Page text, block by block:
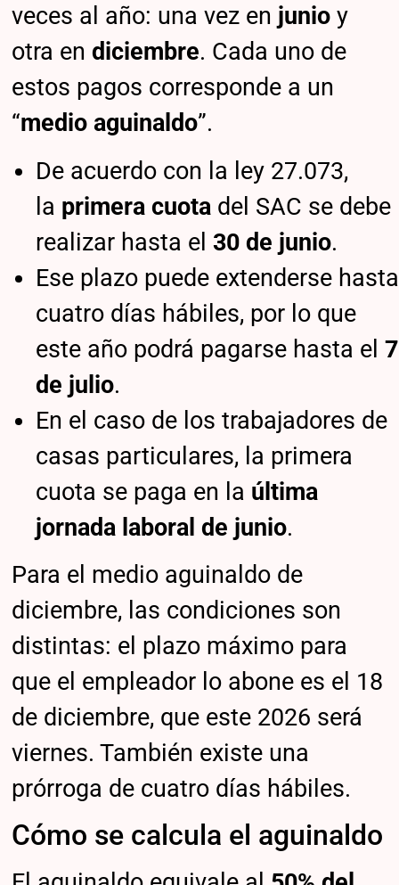
veces al año: una vez en junio y
otra en diciembre. Cada uno de
estos pagos corresponde a un
“medio aguinaldo”.
De acuerdo con la ley 27.073,
la primera cuota del SAC se debe
realizar hasta el 30 de junio.
Ese plazo puede extenderse hasta
cuatro días hábiles, por lo que
este año podrá pagarse hasta el 7
de julio.
En el caso de los trabajadores de
casas particulares, la primera
cuota se paga en la última
jornada laboral de junio.
Para el medio aguinaldo de
diciembre, las condiciones son
distintas: el plazo máximo para
que el empleador lo abone es el 18
de diciembre, que este 2026 será
viernes. También existe una
prórroga de cuatro días hábiles.
Cómo se calcula el aguinaldo